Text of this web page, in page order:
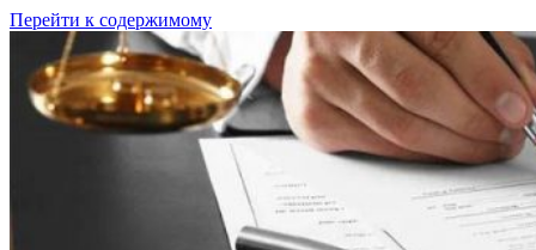
Перейти к содержимому